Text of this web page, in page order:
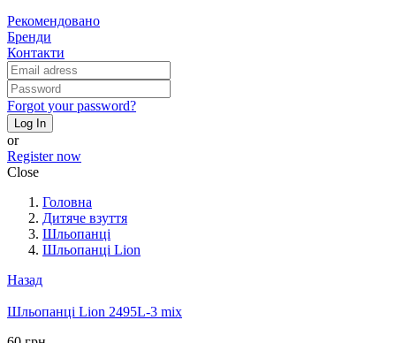
Рекомендовано
Бренди
Контакти
Forgot your password?
Log In
or
Register now
Close
Головна
Дитяче взуття
Шльопанці
Шльопанці Lion
Назад
Шльопанці Lion 2495L-3 mix